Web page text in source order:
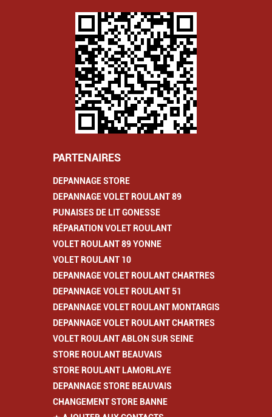
PARTENAIRES
DEPANNAGE STORE
DEPANNAGE VOLET ROULANT 89
PUNAISES DE LIT GONESSE
RÉPARATION VOLET ROULANT
VOLET ROULANT 89 YONNE
VOLET ROULANT 10
DEPANNAGE VOLET ROULANT CHARTRES
DEPANNAGE VOLET ROULANT 51
DEPANNAGE VOLET ROULANT MONTARGIS
DEPANNAGE VOLET ROULANT CHARTRES
VOLET ROULANT ABLON SUR SEINE
STORE ROULANT BEAUVAIS
STORE ROULANT LAMORLAYE
DEPANNAGE STORE BEAUVAIS
CHANGEMENT STORE BANNE